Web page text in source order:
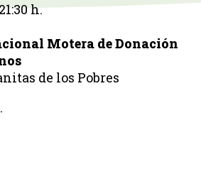
h.
Motera de Donación
de los Pobres